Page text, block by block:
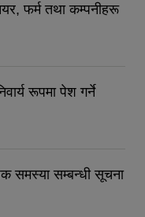
फर्म तथा कम्पनीहरू
रूपमा पेश गर्ने
समस्या सम्बन्धी सूचना